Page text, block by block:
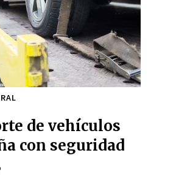
de vehículos
con seguridad